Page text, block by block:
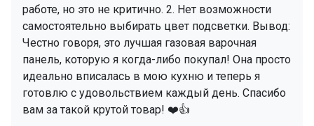
работе, но это не критично. 2. Нет возможности
самостоятельно выбирать цвет подсветки. Вывод:
Честно говоря, это лучшая газовая варочная
панель, которую я когда-либо покупал! Она просто
идеально вписалась в мою кухню и теперь я
готовлю с удовольствием каждый день. Спасибо
вам за такой крутой товар! ❤️👍